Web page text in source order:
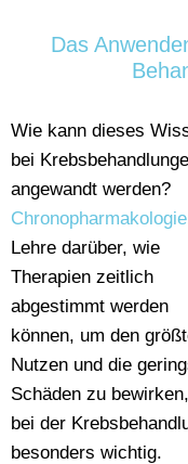
Das
Wie kann dieses
bei
angewandt werden?
Chronopharmakologie
Lehre darüber, wie
Therapien zeitlich
abgestimmt werden
können, um den
Nutzen und die
Schäden zu
bei der
besonders wichtig.